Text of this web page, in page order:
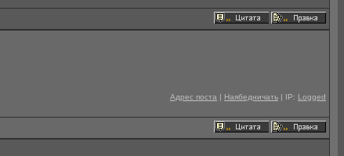
Адрес поста | Наябедничать | IP: Logged